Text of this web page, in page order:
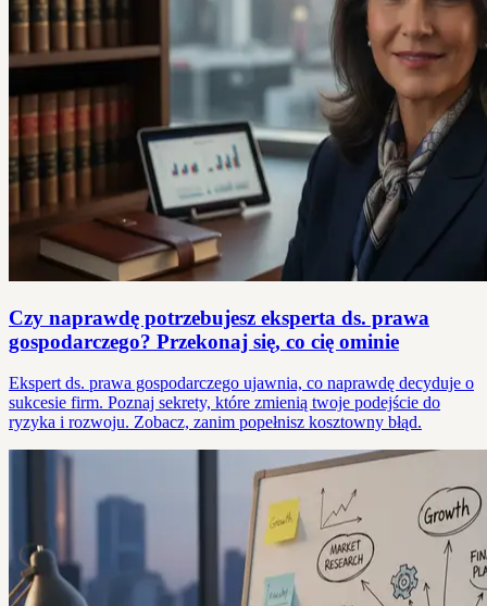
Czy naprawdę potrzebujesz eksperta ds. prawa
gospodarczego? Przekonaj się, co cię ominie
Ekspert ds. prawa gospodarczego ujawnia, co naprawdę decyduje o
sukcesie firm. Poznaj sekrety, które zmienią twoje podejście do
ryzyka i rozwoju. Zobacz, zanim popełnisz kosztowny błąd.